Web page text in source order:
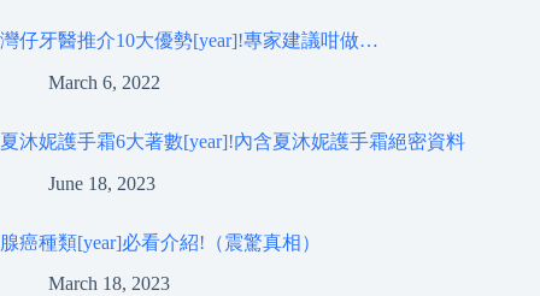
灣仔牙醫推介10大優勢[year]!專家建議咁做…
March 6, 2022
夏沐妮護手霜6大著數[year]!內含夏沐妮護手霜絕密資料
June 18, 2023
腺癌種類[year]必看介紹!（震驚真相）
March 18, 2023